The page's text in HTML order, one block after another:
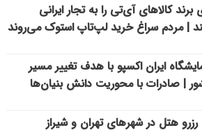
کالاهای آی‌تی را به تجار ایرانی
| مردم سراغ خرید لپ‌تاپ استوک می‌روند
ایران اکسپو با هدف تغییر مسیر
| صادرات با محوریت دانش بنیان‌ها
هتل در شهرهای تهران و شیراز